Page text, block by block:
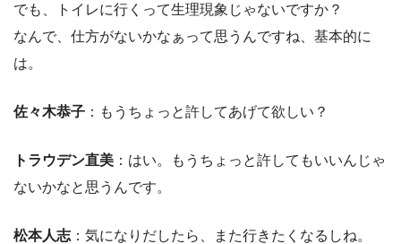
でも、トイレに行くって生理現象じゃないですか？
なんで、仕方がないかなぁって思うんですね、基本的に
は。
佐々木恭子 ：もうちょっと許してあげて欲しい？
トラウデン直美 ：はい。もうちょっと許してもいいんじゃ
ないかなと思うんです。
松本人志 ：気になりだしたら、また行きたくなるしね。